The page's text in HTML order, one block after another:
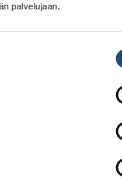
palvelujaan.
results.